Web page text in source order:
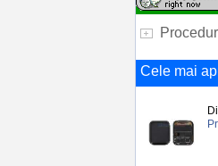
Cele mai